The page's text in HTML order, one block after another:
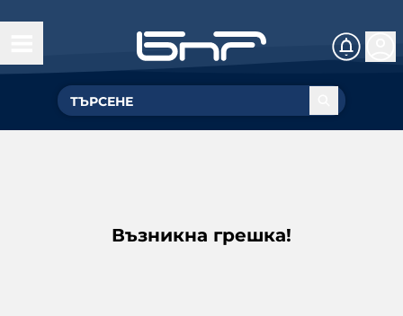
Възникна грешка!